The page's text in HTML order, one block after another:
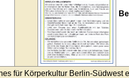
für Körperkultur Berlin-Südwest